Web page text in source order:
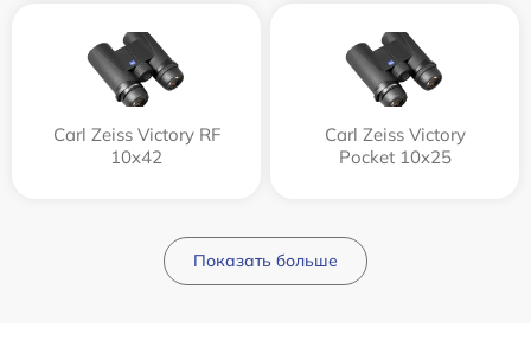
Carl Zeiss Victory RF
10x42
Carl Zeiss Victory
Pocket 10x25
Показать больше